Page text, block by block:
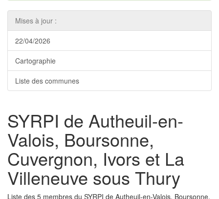
Mises à jour :
22/04/2026
Cartographie
Liste des communes
SYRPI de Autheuil-en-
Valois, Boursonne,
Cuvergnon, Ivors et La
Villeneuve sous Thury
Liste des 5 membres du SYRPI de Autheuil-en-Valois, Boursonne,